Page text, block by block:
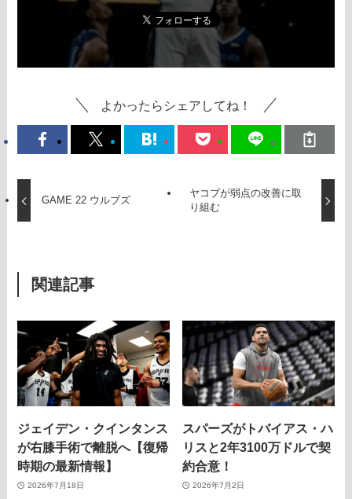
よかったらシェアしてね！
GAME 22 ウルブズ
ヤコブが弱点の改善に取
り組む
関連記事
ジェイデン・クインタンス
が右膝手術で離脱へ【復帰
時期の最新情報】
2026年7月18日
スパーズがトバイアス・ハ
リスと2年3100万ドルで契
約合意！
2026年7月2日